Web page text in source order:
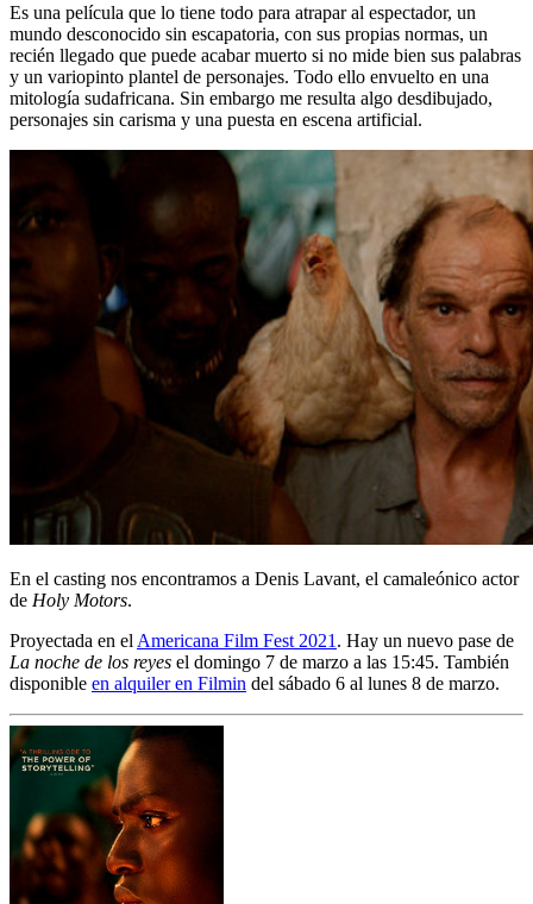
Es una película que lo tiene todo para atrapar al espectador, un
mundo desconocido sin escapatoria, con sus propias normas, un
recién llegado que puede acabar muerto si no mide bien sus palabras
y un variopinto plantel de personajes. Todo ello envuelto en una
mitología sudafricana. Sin embargo me resulta algo desdibujado,
personajes sin carisma y una puesta en escena artificial.
En el casting nos encontramos a Denis Lavant, el camaleónico actor
de Holy Motors.
Proyectada en el Americana Film Fest 2021 . Hay un nuevo pase de
La noche de los reyes el domingo 7 de marzo a las 15:45. También
disponible en alquiler en Filmin del sábado 6 al lunes 8 de marzo.